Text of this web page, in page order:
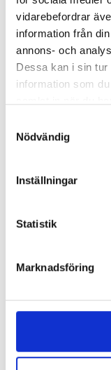
vidarebefordrar
information från
annons- och
Dessa kan i sin tur
information som
Nödvändig
Inställningar
Statistik
Marknadsföring
Enorma
Så mycket
”Valåret